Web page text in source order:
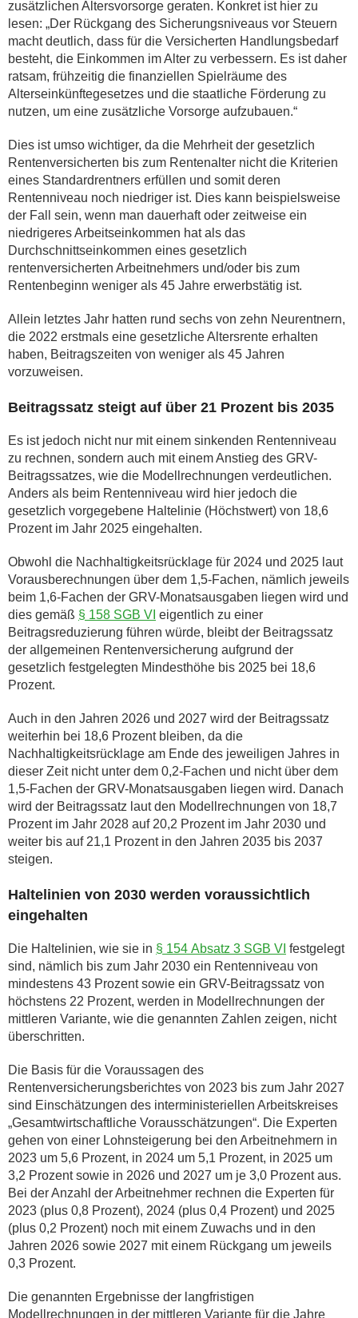
zusätzlichen Altersvorsorge geraten. Konkret ist hier zu
lesen: „Der Rückgang des Sicherungsniveaus vor Steuern
macht deutlich, dass für die Versicherten Handlungsbedarf
besteht, die Einkommen im Alter zu verbessern. Es ist daher
ratsam, frühzeitig die finanziellen Spielräume des
Alterseinkünftegesetzes und die staatliche Förderung zu
nutzen, um eine zusätzliche Vorsorge aufzubauen.“
Dies ist umso wichtiger, da die Mehrheit der gesetzlich
Rentenversicherten bis zum Rentenalter nicht die Kriterien
eines Standardrentners erfüllen und somit deren
Rentenniveau noch niedriger ist. Dies kann beispielsweise
der Fall sein, wenn man dauerhaft oder zeitweise ein
niedrigeres Arbeitseinkommen hat als das
Durchschnittseinkommen eines gesetzlich
rentenversicherten Arbeitnehmers und/oder bis zum
Rentenbeginn weniger als 45 Jahre erwerbstätig ist.
Allein letztes Jahr hatten rund sechs von zehn Neurentnern,
die 2022 erstmals eine gesetzliche Altersrente erhalten
haben, Beitragszeiten von weniger als 45 Jahren
vorzuweisen.
Beitragssatz steigt auf über 21 Prozent bis 2035
Es ist jedoch nicht nur mit einem sinkenden Rentenniveau
zu rechnen, sondern auch mit einem Anstieg des GRV-
Beitragssatzes, wie die Modellrechnungen verdeutlichen.
Anders als beim Rentenniveau wird hier jedoch die
gesetzlich vorgegebene Haltelinie (Höchstwert) von 18,6
Prozent im Jahr 2025 eingehalten.
Obwohl die Nachhaltigkeitsrücklage für 2024 und 2025 laut
Vorausberechnungen über dem 1,5-Fachen, nämlich jeweils
beim 1,6-Fachen der GRV-Monatsausgaben liegen wird und
dies gemäß § 158 SGB VI eigentlich zu einer
Beitragsreduzierung führen würde, bleibt der Beitragssatz
der allgemeinen Rentenversicherung aufgrund der
gesetzlich festgelegten Mindesthöhe bis 2025 bei 18,6
Prozent.
Auch in den Jahren 2026 und 2027 wird der Beitragssatz
weiterhin bei 18,6 Prozent bleiben, da die
Nachhaltigkeitsrücklage am Ende des jeweiligen Jahres in
dieser Zeit nicht unter dem 0,2-Fachen und nicht über dem
1,5-Fachen der GRV-Monatsausgaben liegen wird. Danach
wird der Beitragssatz laut den Modellrechnungen von 18,7
Prozent im Jahr 2028 auf 20,2 Prozent im Jahr 2030 und
weiter bis auf 21,1 Prozent in den Jahren 2035 bis 2037
steigen.
Haltelinien von 2030 werden voraussichtlich
eingehalten
Die Haltelinien, wie sie in § 154 Absatz 3 SGB VI festgelegt
sind, nämlich bis zum Jahr 2030 ein Rentenniveau von
mindestens 43 Prozent sowie ein GRV-Beitragssatz von
höchstens 22 Prozent, werden in Modellrechnungen der
mittleren Variante, wie die genannten Zahlen zeigen, nicht
überschritten.
Die Basis für die Voraussagen des
Rentenversicherungsberichtes von 2023 bis zum Jahr 2027
sind Einschätzungen des interministeriellen Arbeitskreises
„Gesamtwirtschaftliche Vorausschätzungen“. Die Experten
gehen von einer Lohnsteigerung bei den Arbeitnehmern in
2023 um 5,6 Prozent, in 2024 um 5,1 Prozent, in 2025 um
3,2 Prozent sowie in 2026 und 2027 um je 3,0 Prozent aus.
Bei der Anzahl der Arbeitnehmer rechnen die Experten für
2023 (plus 0,8 Prozent), 2024 (plus 0,4 Prozent) und 2025
(plus 0,2 Prozent) noch mit einem Zuwachs und in den
Jahren 2026 sowie 2027 mit einem Rückgang um jeweils
0,3 Prozent.
Die genannten Ergebnisse der langfristigen
Modellrechnungen in der mittleren Variante für die Jahre